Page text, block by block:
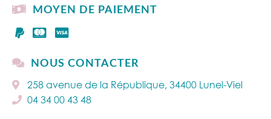
MOYEN DE PAIEMENT
NOUS CONTACTER
258 avenue de la République, 34400 Lunel-Viel
04 34 00 43 48